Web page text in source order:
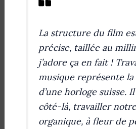
La structure du film
précise, taillée au
j’adore ça en fait !
musique représente
d’une horloge suisse.
côté-là, travailler
organique, à fleur de